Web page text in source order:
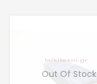
Out Of Stock